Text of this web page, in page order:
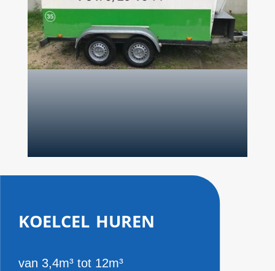
koelcel huren
van 3,4m³ tot 12m³